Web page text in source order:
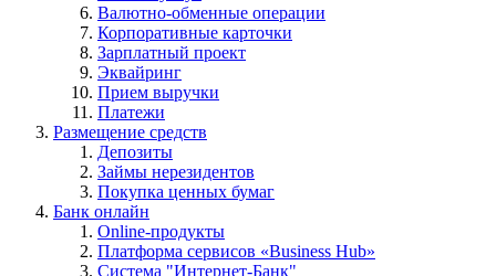
Валютно-обменные операции
Корпоративные карточки
Зарплатный проект
Эквайринг
Прием выручки
Платежи
Размещение средств
Депозиты
Займы нерезидентов
Покупка ценных бумаг
Банк онлайн
Online-продукты
Платформа сервисов «Business Hub»
Система "Интернет-Банк"